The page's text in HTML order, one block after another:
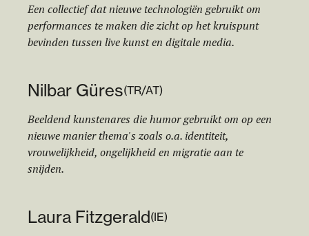
Een collectief dat nieuwe technologiën gebruikt om
performances te maken die zicht op het kruispunt
bevinden tussen live kunst en digitale media.
Nilbar Güres(TR/AT)
Beeldend kunstenares die humor gebruikt om op een
nieuwe manier thema's zoals o.a. identiteit,
vrouwelijkheid, ongelijkheid en migratie aan te
snijden.
Laura Fitzgerald(IE)